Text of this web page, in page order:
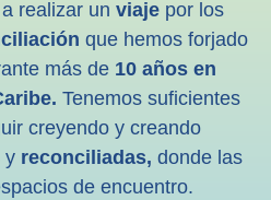
realizar un viajepor los
que hemos forjado
más de 10 años en
Tenemos suficientes
creyendo y creando
yreconciliadas, donde las
de encuentro.